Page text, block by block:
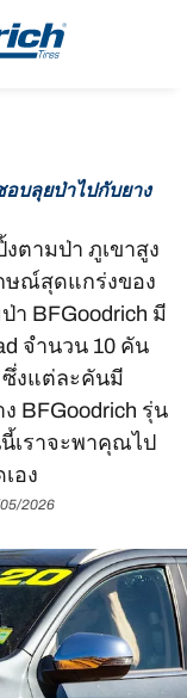
บลุยป่าไปกับยาง
ตามป่า ภูเขาสูง
ษณ์สุดแกร่งของ
า BFGoodrich มี
จำนวน 10 คัน
ซึ่งแต่ละคันมี
BFGoodrich รุ่น
เราจะพาคุณไป
อง
2026